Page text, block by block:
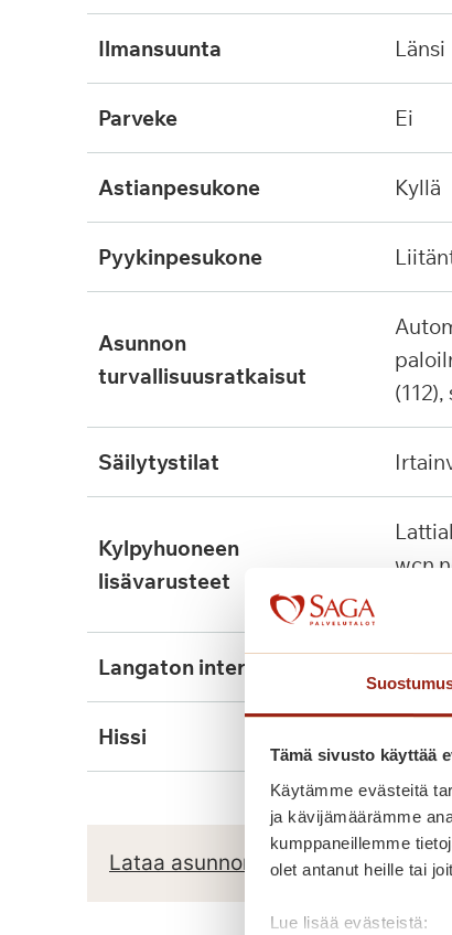
Tämä sivusto käyttää
Käytämme evästeitä
ja kävijämäärämme
kumppaneillemme
olet antanut heille tai
Lue lisää evästeistä:
ilmansuunta länsi
parveke ei
astianpesukone kyllä
pyykinpesukone
asunnon
turvallisuusratkaisut
automaattinen
säilytystilat
kylpyhuoneen
lisävarusteet
lattialämmitys, tukikaide,
wcn
langaton internet
hissi
Lataa asunnon pohjapiirros